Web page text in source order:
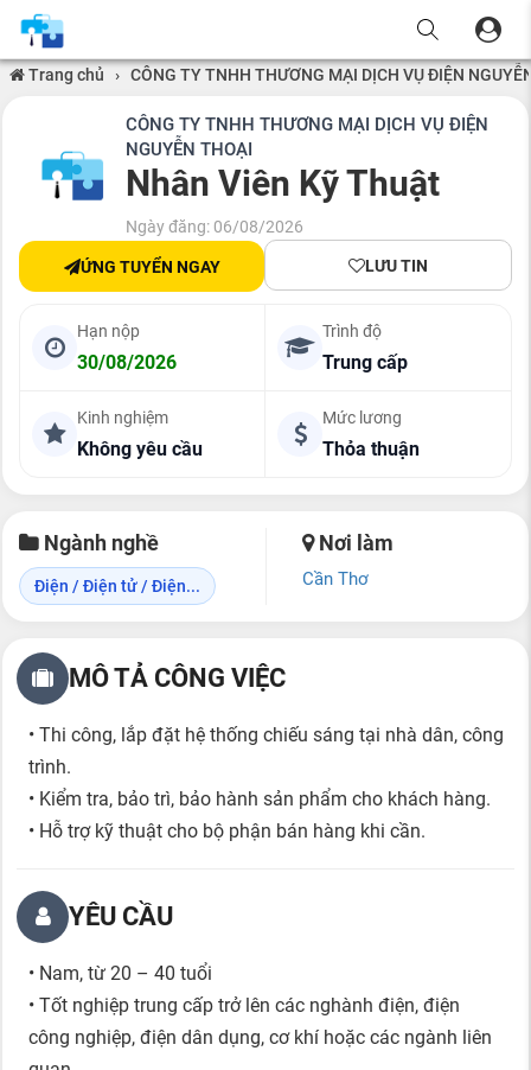
Trang chủ › CÔNG TY TNHH THƯƠNG MẠI DỊCH VỤ ĐIỆN
CÔNG TY TNHH THƯƠNG MẠI DỊCH VỤ ĐIỆN
NGUYỄN THOẠI
Nhân Viên Kỹ Thuật
Ngày đăng: 06/08/2026
ỨNG TUYỂN NGAY LƯU TIN
Hạn nộp
30/08/2026
Trình độ
Trung cấp
Kinh nghiệm
Không yêu cầu
Mức lương
Thỏa thuận
Ngành nghề
Điện / Điện tử / Điện...
Nơi làm
Cần Thơ
MÔ TẢ CÔNG VIỆC
• Thi công, lắp đặt hệ thống chiếu sáng tại nhà dân, công
trình.
• Kiểm tra, bảo trì, bảo hành sản phẩm cho khách hàng.
• Hỗ trợ kỹ thuật cho bộ phận bán hàng khi cần.
YÊU CẦU
• Nam, từ 20 – 40 tuổi
• Tốt nghiệp trung cấp trở lên các nghành điện, điện
công nghiệp, điện dân dụng, cơ khí hoặc các ngành liên